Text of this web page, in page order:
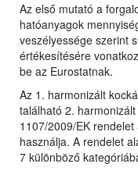
Az első mutató a
hatóanyagok
veszélyessége szerint
értékesítésére
be az Eurostatnak.
Az 1. harmonizált
található 2.
1107/2009/EK
használja. A rendelet
7 különböző